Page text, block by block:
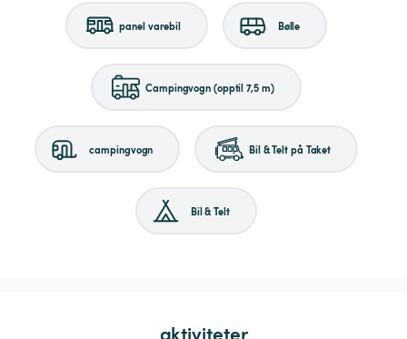
panel varebil Bølle
Campingvogn (opptil 7,5 m)
campingvogn Bil & Telt på Taket
Bil & Telt
aktiviteter